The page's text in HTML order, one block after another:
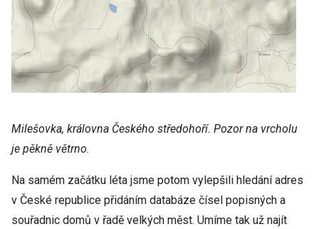
Milešovka, královna Českého středohoří. Pozor na vrcholu
je pěkně větrno.
Na samém začátku léta jsme potom vylepšili hledání adres
v České republice přidáním databáze čísel popisných a
souřadnic domů v řadě velkých měst. Umíme tak už najít